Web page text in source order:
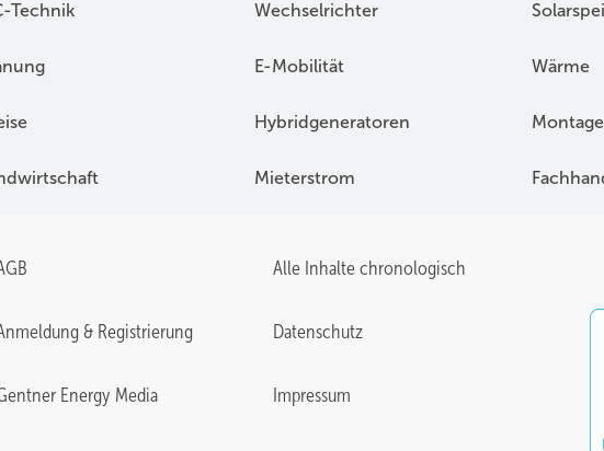
Technik Wechselrichter
E-Mobilität Wärme
Hybridgeneratoren Montage
Mieterstrom
Alle Inhalte chronologisch
& Registrierung Datenschutz
Energy Media Impressum